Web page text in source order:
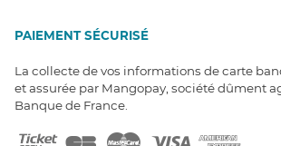
PAIEMENT SÉCURISÉ
La collecte de vos informations de carte
et assurée par Mangopay, société dûment
Banque de France.